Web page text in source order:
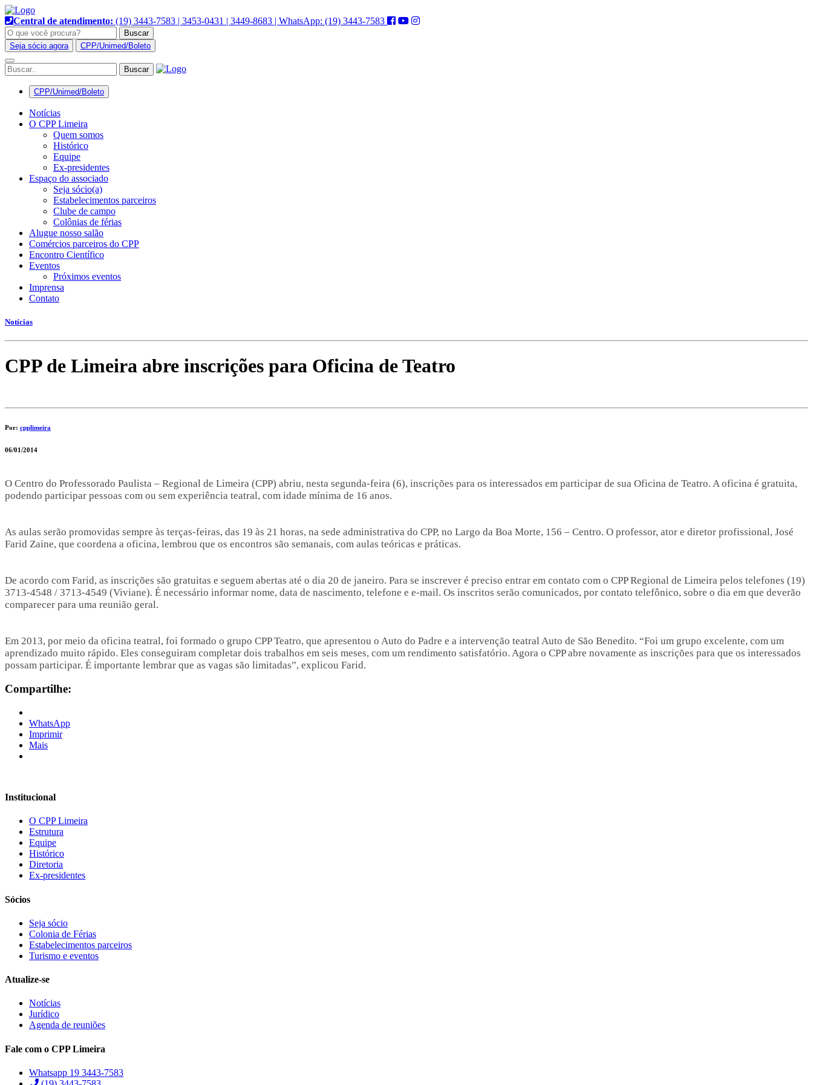
Pular
para
o
conteúdo
Central de atendimento: (19) 3443-7583 | 3453-0431 | 3449-8683 | WhatsApp: (19) 3443-7583
Buscar
Seja sócio agora
CPP/Unimed/Boleto
Alternar
navegação
CPP/Unimed/Boleto
Notícias
O CPP Limeira
Quem somos
Histórico
Equipe
Ex-presidentes
Espaço do associado
Seja sócio(a)
Estabelecimentos parceiros
Clube de campo
Colônias de férias
Alugue nosso salão
Comércios parceiros do CPP
Encontro Científico
Eventos
Próximos eventos
Imprensa
Contato
Notícias
CPP de Limeira abre inscrições para Oficina de Teatro
Por: cpplimeira
06/01/2014
O Centro do Professorado Paulista – Regional de Limeira (CPP) abriu, nesta segunda-feira (6), inscrições para os interessados em participar de sua Oficina de Teatro. A oficina é gratuita,
podendo participar pessoas com ou sem experiência teatral, com idade mínima de 16 anos.
As aulas serão promovidas sempre às terças-feiras, das 19 às 21 horas, na sede administrativa do CPP, no Largo da Boa Morte, 156 – Centro. O professor, ator e diretor profissional, José
Farid Zaine, que coordena a oficina, lembrou que os encontros são semanais, com aulas teóricas e práticas.
De acordo com Farid, as inscrições são gratuitas e seguem abertas até o dia 20 de janeiro. Para se inscrever é preciso entrar em contato com o CPP Regional de Limeira pelos telefones (19)
3713-4548 / 3713-4549 (Viviane). É necessário informar nome, data de nascimento, telefone e e-mail. Os inscritos serão comunicados, por contato telefônico, sobre o dia em que deverão
comparecer para uma reunião geral.
Em 2013, por meio da oficina teatral, foi formado o grupo CPP Teatro, que apresentou o Auto do Padre e a intervenção teatral Auto de São Benedito. “Foi um grupo excelente, com um
aprendizado muito rápido. Eles conseguiram completar dois trabalhos em seis meses, com um rendimento satisfatório. Agora o CPP abre novamente as inscrições para que os interessados
possam participar. É importante lembrar que as vagas são limitadas”, explicou Farid.
Compartilhe:
WhatsApp
Imprimir
Mais
Institucional
O CPP Limeira
Estrutura
Equipe
Histórico
Diretoria
Ex-presidentes
Sócios
Seja sócio
Colonia de Férias
Estabelecimentos parceiros
Turismo e eventos
Atualize-se
Notícias
Jurídico
Agenda de reuniões
Fale com o CPP Limeira
Whatsapp 19 3443-7583